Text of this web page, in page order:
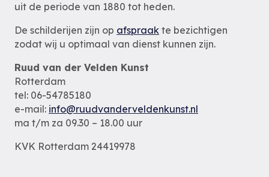
uit de periode van 1880 tot heden.
De schilderijen zijn op afspraak te bezichtigen
zodat wij u optimaal van dienst kunnen zijn.
Ruud van der Velden Kunst
Rotterdam
tel: 06-54785180
e-mail: info@ruudvanderveldenkunst.nl
ma t/m za 09.30 – 18.00 uur
KVK Rotterdam 24419978